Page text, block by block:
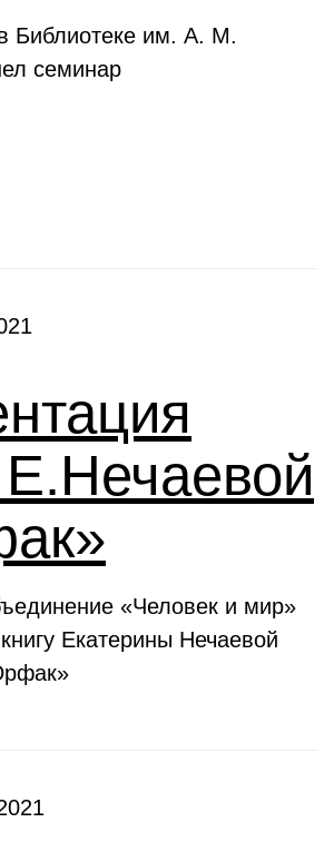
Библиотеке им. А. М.
семинар
Е.Нечаевой
«Человек и мир»
Екатерины Нечаевой